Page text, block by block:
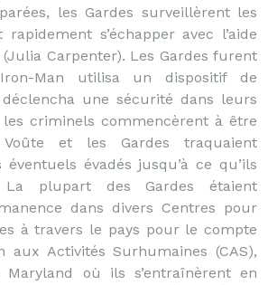
les Gardes surveillèrent les
s’échapper avec l’aide
(Julia Carpenter). Les Gardes furent
Man utilisa un dispositif de
une sécurité dans leurs
criminels commencèrent à être
et les Gardes traquaient
évadés jusqu’à ce qu’ils
La plupart des Gardes étaient
dans divers Centres pour
à travers le pays pour le compte
aux Activités Surhumaines (CAS),
où ils s’entraînèrent en